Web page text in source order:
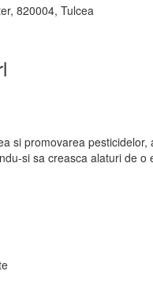
820004, Tulcea
si promovarea
si sa creasca alaturi de o